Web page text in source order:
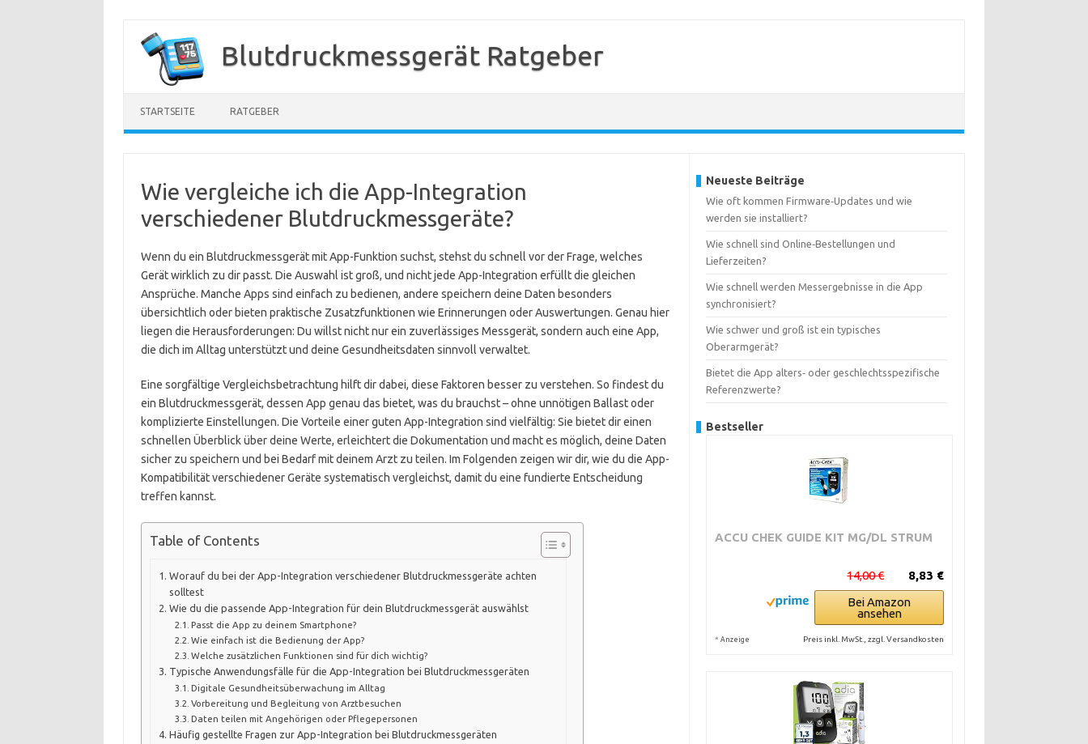
Inhalt
springen
Blutdruckmessgerät Ratgeber
STARTSEITE RATGEBER
Wie vergleiche ich die App-Integration
verschiedener Blutdruckmessgeräte?
Wenn du ein Blutdruckmessgerät mit App-Funktion suchst, stehst du schnell vor der Frage, welches
Gerät wirklich zu dir passt. Die Auswahl ist groß, und nicht jede App-Integration erfüllt die gleichen
Ansprüche. Manche Apps sind einfach zu bedienen, andere speichern deine Daten besonders
übersichtlich oder bieten praktische Zusatzfunktionen wie Erinnerungen oder Auswertungen. Genau hier
liegen die Herausforderungen: Du willst nicht nur ein zuverlässiges Messgerät, sondern auch eine App,
die dich im Alltag unterstützt und deine Gesundheitsdaten sinnvoll verwaltet.
Eine sorgfältige Vergleichsbetrachtung hilft dir dabei, diese Faktoren besser zu verstehen. So findest du
ein Blutdruckmessgerät, dessen App genau das bietet, was du brauchst – ohne unnötigen Ballast oder
komplizierte Einstellungen. Die Vorteile einer guten App-Integration sind vielfältig: Sie bietet dir einen
schnellen Überblick über deine Werte, erleichtert die Dokumentation und macht es möglich, deine Daten
sicher zu speichern und bei Bedarf mit deinem Arzt zu teilen. Im Folgenden zeigen wir dir, wie du die App-
Kompatibilität verschiedener Geräte systematisch vergleichst, damit du eine fundierte Entscheidung
treffen kannst.
Table of Contents
Worauf du bei der App-Integration verschiedener Blutdruckmessgeräte achten
solltest
Wie du die passende App-Integration für dein Blutdruckmessgerät auswählst
Passt die App zu deinem Smartphone?
Wie einfach ist die Bedienung der App?
Welche zusätzlichen Funktionen sind für dich wichtig?
Typische Anwendungsfälle für die App-Integration bei Blutdruckmessgeräten
Digitale Gesundheitsüberwachung im Alltag
Vorbereitung und Begleitung von Arztbesuchen
Daten teilen mit Angehörigen oder Pflegepersonen
Häufig gestellte Fragen zur App-Integration bei Blutdruckmessgeräten
Neueste Beiträge
Wie oft kommen Firmware‑Updates und wie
werden sie installiert?
Wie schnell sind Online‑Bestellungen und
Lieferzeiten?
Wie schnell werden Messergebnisse in die App
synchronisiert?
Wie schwer und groß ist ein typisches
Oberarmgerät?
Bietet die App alters‑ oder geschlechtsspezifische
Referenzwerte?
Bestseller
ACCU CHEK GUIDE KIT MG/DL STRUM
8,83 €
14,00 €
Bei Amazon
ansehen
* Anzeige Preis inkl. MwSt., zzgl. Versandkosten